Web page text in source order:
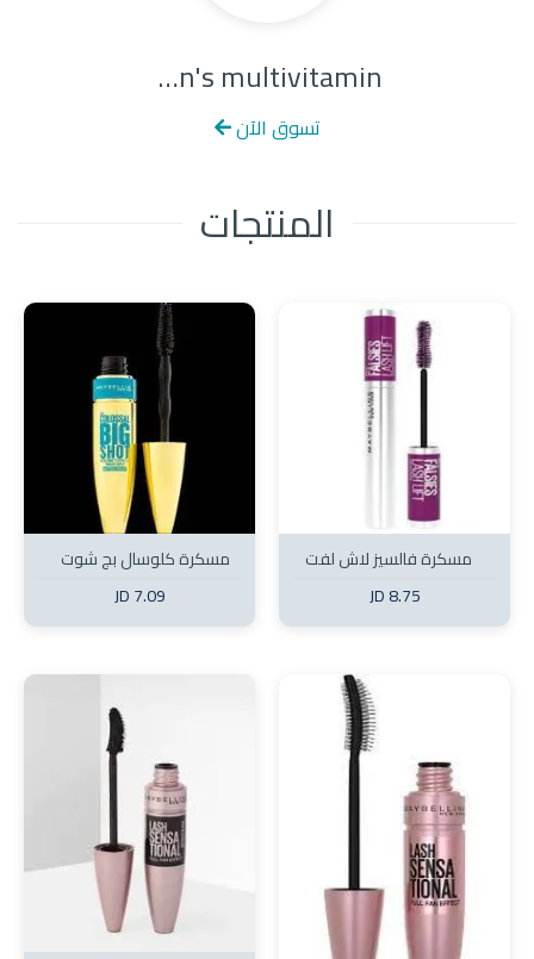
children's multivitamin
تسوق الآن
المنتجات
مسكرة فالسيز لاش لفت
8.75 JD
مسكرة كلوسال بج شوت
7.09 JD